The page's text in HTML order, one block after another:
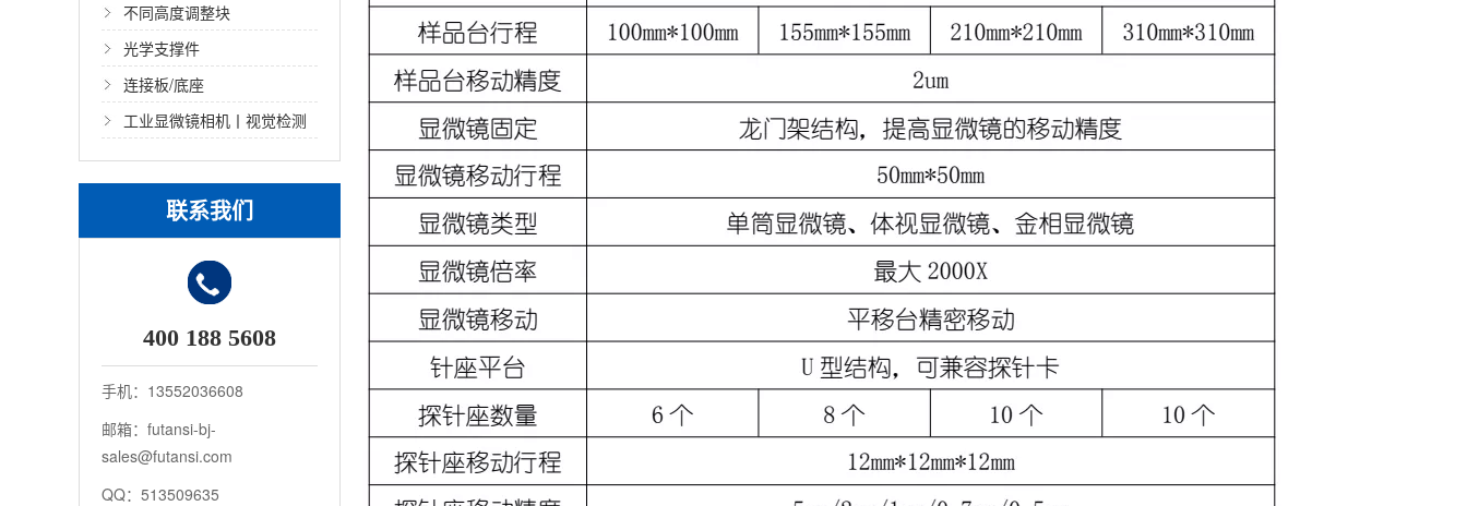
不同高度调整块
光学支撑件
连接板/底座
工业显微镜相机丨视觉检测
光源
联系我们
400 188 5608
手机：13552036608
邮箱：futansi-bj-
sales@futansi.com
QQ：513509635